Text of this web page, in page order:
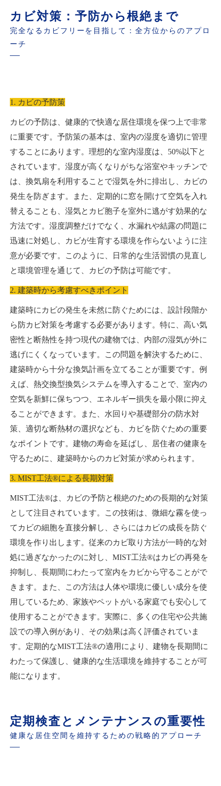
カビ対策：予防から根絶まで
完全なるカビフリーを目指して：全方位からのアプロ
ーチ
1. カビの予防策
カビの予防は、健康的で快適な居住環境を保つ上で非常
に重要です。予防策の基本は、室内の湿度を適切に管理
することにあります。理想的な室内湿度は、50%以下と
されています。湿度が高くなりがちな浴室やキッチンで
は、換気扇を利用することで湿気を外に排出し、カビの
発生を防ぎます。また、定期的に窓を開けて空気を入れ
替えることも、湿気とカビ胞子を室外に逃がす効果的な
方法です。湿度調整だけでなく、水漏れや結露の問題に
迅速に対処し、カビが生育する環境を作らないように注
意が必要です。このように、日常的な生活習慣の見直し
と環境管理を通じて、カビの予防は可能です。
2. 建築時から考慮すべきポイント
建築時にカビの発生を未然に防ぐためには、設計段階か
ら防カビ対策を考慮する必要があります。特に、高い気
密性と断熱性を持つ現代の建物では、内部の湿気が外に
逃げにくくなっています。この問題を解決するために、
建築時から十分な換気計画を立てることが重要です。例
えば、熱交換型換気システムを導入することで、室内の
空気を新鮮に保ちつつ、エネルギー損失を最小限に抑え
ることができます。また、水回りや基礎部分の防水対
策、適切な断熱材の選択なども、カビを防ぐための重要
なポイントです。建物の寿命を延ばし、居住者の健康を
守るために、建築時からのカビ対策が求められます。
3. MIST工法®による長期対策
MIST工法®は、カビの予防と根絶のための長期的な対策
として注目されています。この技術は、微細な霧を使っ
てカビの細胞を直接分解し、さらにはカビの成長を防ぐ
環境を作り出します。従来のカビ取り方法が一時的な対
処に過ぎなかったのに対し、MIST工法®はカビの再発を
抑制し、長期間にわたって室内をカビから守ることがで
きます。また、この方法は人体や環境に優しい成分を使
用しているため、家族やペットがいる家庭でも安心して
使用することができます。実際に、多くの住宅や公共施
設での導入例があり、その効果は高く評価されていま
す。定期的なMIST工法®の適用により、建物を長期間に
わたって保護し、健康的な生活環境を維持することが可
能になります。
定期検査とメンテナンスの重要性
健康な居住空間を維持するための戦略的アプローチ